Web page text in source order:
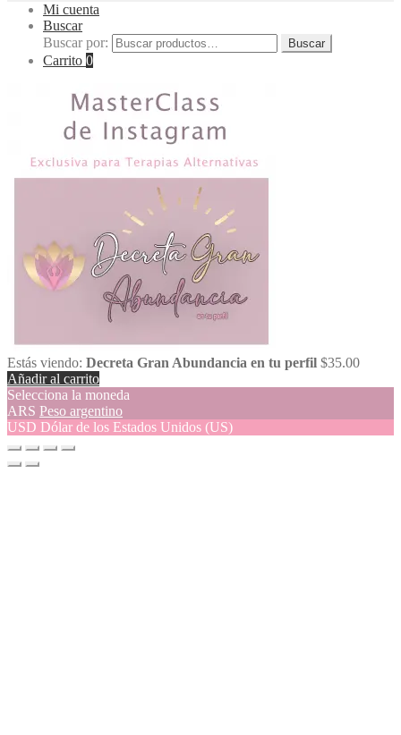
Mi cuenta
Buscar
Buscar por:
Buscar
Carrito 0
Estás viendo: Decreta Gran Abundancia en tu perfil $35.00
Añadir al carrito
Selecciona la moneda
ARS Peso argentino
USD Dólar de los Estados Unidos (US)